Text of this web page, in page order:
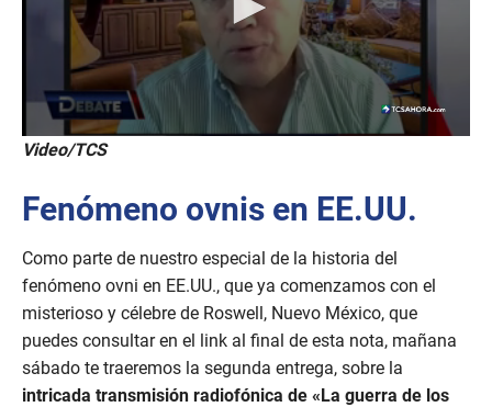
Video/TCS
Fenómeno ovnis en EE.UU.
Como parte de nuestro especial de la historia del
fenómeno ovni en EE.UU., que ya comenzamos con el
misterioso y célebre de Roswell, Nuevo México, que
puedes consultar en el link al final de esta nota, mañana
sábado te traeremos la segunda entrega, sobre la
intricada transmisión radiofónica de «La guerra de los